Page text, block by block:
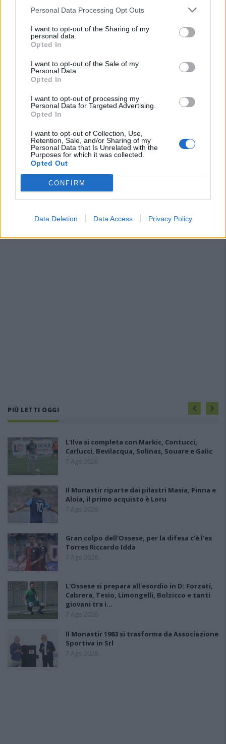
Personal Data Processing Opt Outs
I want to opt-out of the Sharing of my
personal data.
Opted In
I want to opt-out of the Sale of my
Personal Data.
Opted In
I want to opt-out of processing my
Personal Data for Targeted Advertising.
Opted In
I want to opt-out of Collection, Use,
Retention, Sale, and/or Sharing of my
Personal Data that Is Unrelated with the
Purposes for which it was collected.
Opted Out
CONFIRM
Data Deletion Data Access Privacy Policy
Artur Sagitov
VISUALIZZA TUTTO
PIÙ LETTI OGGI
L'Ilva si completa con Markic, Contucci,
Carlucci, Bevilacqua, Solinas, Souare e Galic
7 Ago 2026
Il Monastir riparte dai pilastri Masia, Pinna e
Aloia, il primo acquisto è Loru
7 Ago 2026
Gran colpo dell'Ossese, per la difesa c'è l'ex
Torres Riccardo Idda
7 Ago 2026
L'Ossese si prepara all'esordio in D: Forzati,
Cabrera, Tesio, Limongelli, Bolzicco e tanti
giovani tra i…
7 Ago 2026
Il Monastir 1983 si trasforma da Associazione
Sportiva in Srl
7 Ago 2026